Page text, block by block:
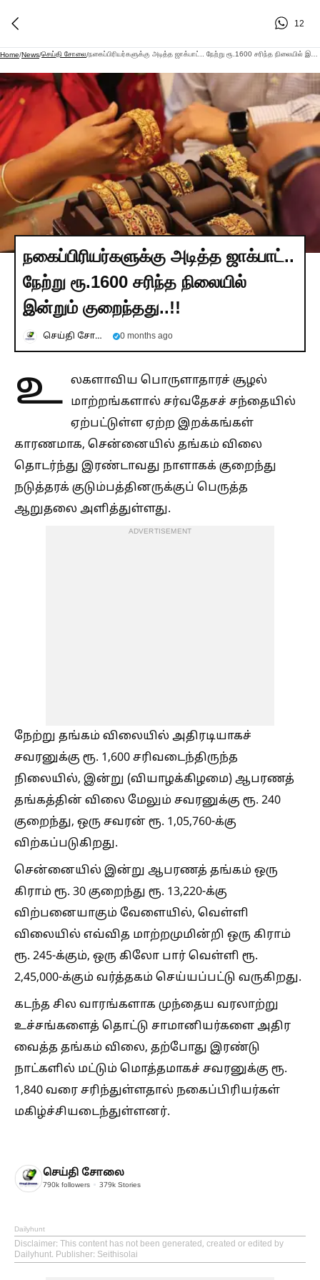
12
Home/News/செய்தி சோலை/
நகைப்பிரியர்களுக்கு அடித்த ஜாக்பாட்..
நேற்று ரூ.1600 சரிந்த நிலையில்
இன்றும் குறைந்தது..!!
செய்தி சோலை 0 months ago
உ லகளாவிய பொருளாதாரச் சூழல்
மாற்றங்களால் சர்வதேசச் சந்தையில்
ஏற்பட்டுள்ள ஏற்ற இறக்கங்கள்
காரணமாக, சென்னையில் தங்கம் விலை
தொடர்ந்து இரண்டாவது நாளாகக் குறைந்து
நடுத்தரக் குடும்பத்தினருக்குப் பெருத்த
ஆறுதலை அளித்துள்ளது.
ADVERTISEMENT
நேற்று தங்கம் விலையில் அதிரடியாகச்
சவரனுக்கு ரூ. 1,600 சரிவடைந்திருந்த
நிலையில், இன்று (வியாழக்கிழமை) ஆபரணத்
தங்கத்தின் விலை மேலும் சவரனுக்கு ரூ. 240
குறைந்து, ஒரு சவரன் ரூ. 1,05,760-க்கு
விற்கப்படுகிறது.
சென்னையில் இன்று ஆபரணத் தங்கம் ஒரு
கிராம் ரூ. 30 குறைந்து ரூ. 13,220-க்கு
விற்பனையாகும் வேளையில், வெள்ளி
விலையில் எவ்வித மாற்றமுமின்றி ஒரு கிராம்
ரூ. 245-க்கும், ஒரு கிலோ பார் வெள்ளி ரூ.
2,45,000-க்கும் வர்த்தகம் செய்யப்பட்டு வருகிறது.
கடந்த சில வாரங்களாக முந்தைய வரலாற்று
உச்சங்களைத் தொட்டு சாமானியர்களை அதிர
வைத்த தங்கம் விலை, தற்போது இரண்டு
நாட்களில் மட்டும் மொத்தமாகச் சவரனுக்கு ரூ.
1,840 வரை சரிந்துள்ளதால் நகைப்பிரியர்கள்
மகிழ்ச்சியடைந்துள்ளனர்.
செய்தி சோலை
790k followers 379k Stories
Dailyhunt
Disclaimer: This content has not been generated, created or edited by
Dailyhunt. Publisher: Seithisolai